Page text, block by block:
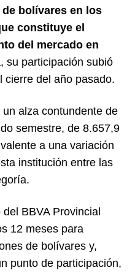
bolívares en los
constituye el
del mercado en
su participación subió
cierre del año pasado.
un alza contundente de
semestre, de 8.657,9
a una variación
institución entre las
BBVA Provincial
12 meses para
de bolívares y,
punto de participación,